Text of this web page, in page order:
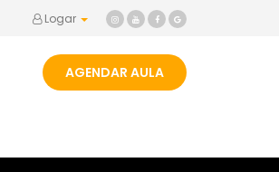
Logar
AGENDAR AULA